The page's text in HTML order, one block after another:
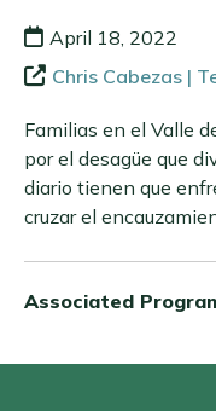
April 18, 2022
Chris Cabezas |
Familias en el Valle
por el desagüe que
diario tienen que
cruzar el
Associated